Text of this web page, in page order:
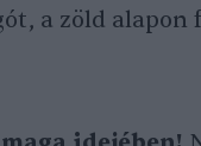
a zöld alapon